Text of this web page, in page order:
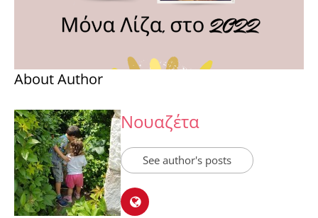
About Author
Νουαζέτα
See author's posts